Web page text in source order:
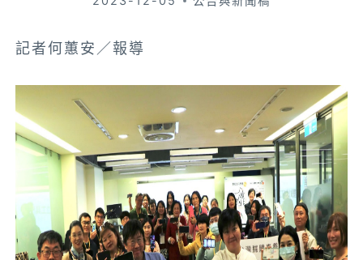
記者何蕙安／報導